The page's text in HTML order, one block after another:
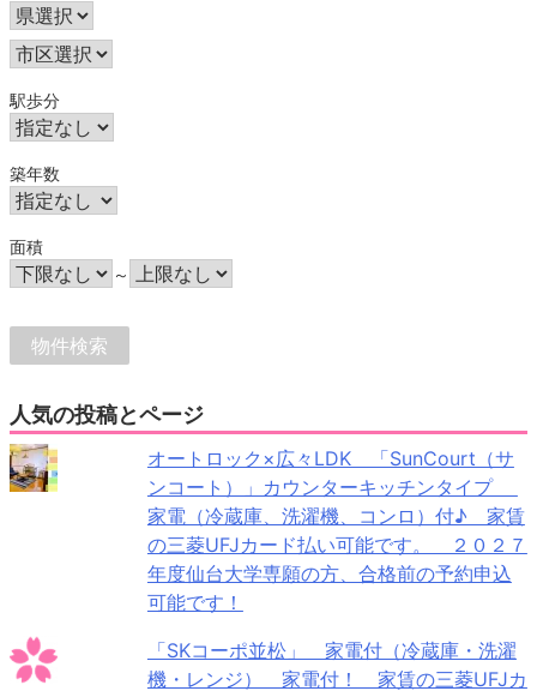
駅歩分
築年数
面積
～
人気の投稿とページ
オートロック×広々LDK 「SunCourt（サ
ンコート）」カウンターキッチンタイプ
家電（冷蔵庫、洗濯機、コンロ）付♪ 家賃
の三菱UFJカード払い可能です。 ２０２７
年度仙台大学専願の方、合格前の予約申込
可能です！
「SKコーポ並松」 家電付（冷蔵庫・洗濯
機・レンジ） 家電付！ 家賃の三菱UFJカ